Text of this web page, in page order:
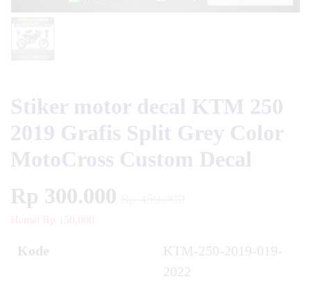
Stiker motor decal KTM 250
2019 Grafis Split Grey Color
MotoCross Custom Decal
Rp 300.000
Hemat Rp 150.000
Kode
KTM-250-2019-019-
2022